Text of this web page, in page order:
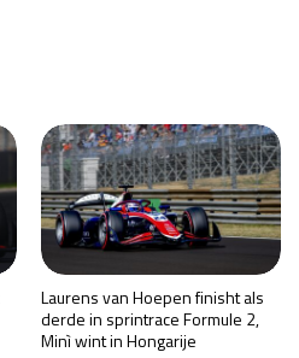
Laurens van Hoepen finisht als
derde in sprintrace Formule 2,
Minì wint in Hongarije